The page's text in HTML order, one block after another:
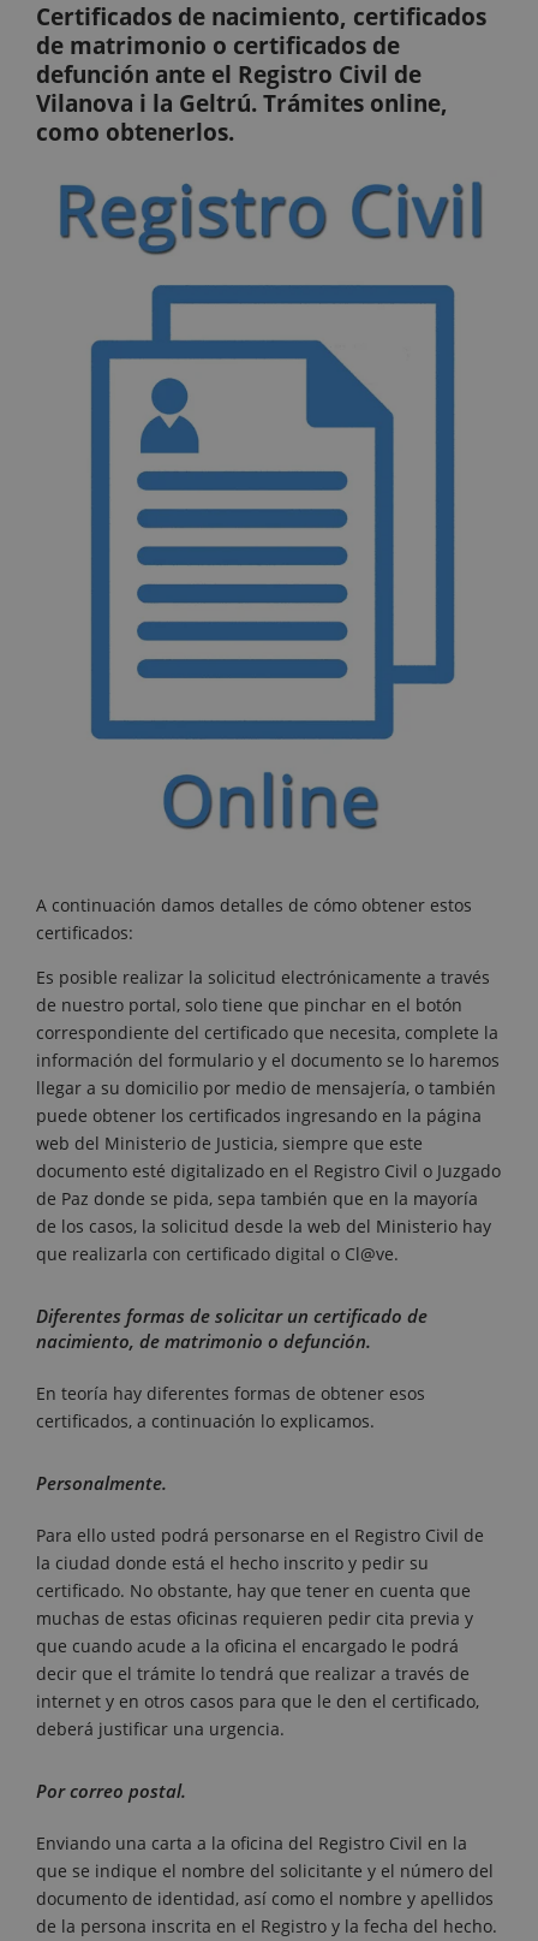
Certificados de nacimiento, certificados
de matrimonio o certificados de
defunción ante el Registro Civil de
Vilanova i la Geltrú. Trámites online,
como obtenerlos.
A continuación damos detalles de cómo obtener estos
certificados:
Es posible realizar la solicitud electrónicamente a través
de nuestro portal, solo tiene que pinchar en el botón
correspondiente del certificado que necesita, complete la
información del formulario y el documento se lo haremos
llegar a su domicilio por medio de mensajería, o también
puede obtener los certificados ingresando en la página
web del Ministerio de Justicia, siempre que este
documento esté digitalizado en el Registro Civil o Juzgado
de Paz donde se pida, sepa también que en la mayoría
de los casos, la solicitud desde la web del Ministerio hay
que realizarla con certificado digital o Cl@ve.
Diferentes formas de solicitar un certificado de
nacimiento, de matrimonio o defunción.
En teoría hay diferentes formas de obtener esos
certificados, a continuación lo explicamos.
Personalmente.
Para ello usted podrá personarse en el Registro Civil de
la ciudad donde está el hecho inscrito y pedir su
certificado. No obstante, hay que tener en cuenta que
muchas de estas oficinas requieren pedir cita previa y
que cuando acude a la oficina el encargado le podrá
decir que el trámite lo tendrá que realizar a través de
internet y en otros casos para que le den el certificado,
deberá justificar una urgencia.
Por correo postal.
Enviando una carta a la oficina del Registro Civil en la
que se indique el nombre del solicitante y el número del
documento de identidad, así como el nombre y apellidos
de la persona inscrita en el Registro y la fecha del hecho.